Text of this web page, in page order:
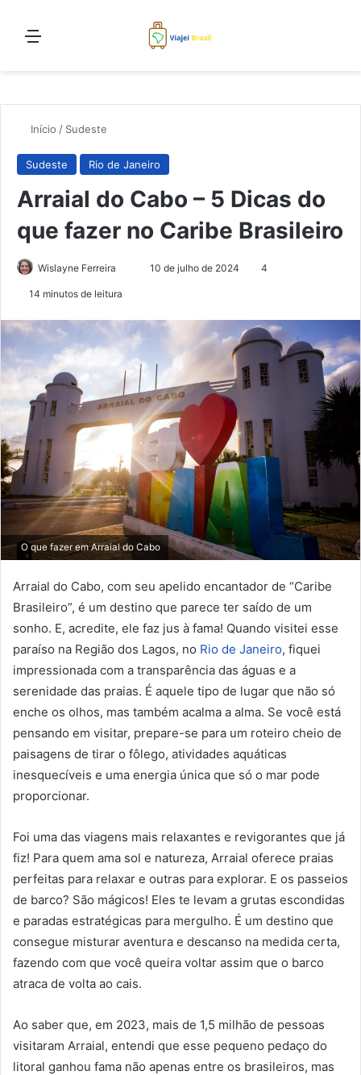
Menu
Início / Sudeste
Sudeste Rio de Janeiro
Arraial do Cabo – 5 Dicas do
que fazer no Caribe Brasileiro
Wislayne Ferreira
Mande
mail
10 de julho de 2024 4
14 minutos de leitura
O que fazer em Arraial do Cabo
Arraial do Cabo, com seu apelido encantador de “Caribe
Brasileiro”, é um destino que parece ter saído de um
sonho. E, acredite, ele faz jus à fama! Quando visitei esse
paraíso na Região dos Lagos, no Rio de Janeiro, fiquei
impressionada com a transparência das águas e a
serenidade das praias. É aquele tipo de lugar que não só
enche os olhos, mas também acalma a alma. Se você está
pensando em visitar, prepare-se para um roteiro cheio de
paisagens de tirar o fôlego, atividades aquáticas
inesquecíveis e uma energia única que só o mar pode
proporcionar.
Foi uma das viagens mais relaxantes e revigorantes que já
fiz! Para quem ama sol e natureza, Arraial oferece praias
perfeitas para relaxar e outras para explorar. E os passeios
de barco? São mágicos! Eles te levam a grutas escondidas
e paradas estratégicas para mergulho. É um destino que
consegue misturar aventura e descanso na medida certa,
fazendo com que você queira voltar assim que o barco
atraca de volta ao cais.
Ao saber que, em 2023, mais de 1,5 milhão de pessoas
visitaram Arraial, entendi que esse pequeno pedaço do
litoral ganhou fama não apenas entre os brasileiros, mas